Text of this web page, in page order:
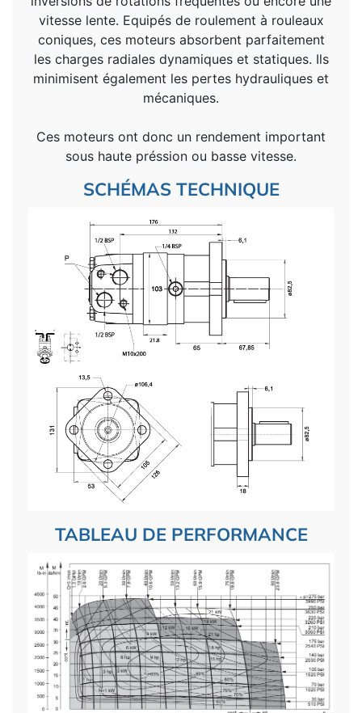
vitesse lente. Equipés de roulement à rouleaux
coniques, ces moteurs absorbent parfaitement
les charges radiales dynamiques et statiques. Ils
minimisent également les pertes hydrauliques et
mécaniques.
Ces moteurs ont donc un rendement important
sous haute préssion ou basse vitesse.
SCHÉMAS TECHNIQUE
TABLEAU DE PERFORMANCE